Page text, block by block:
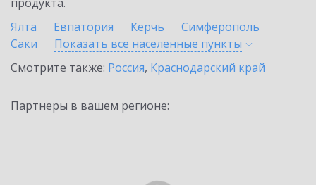
Ялта
Евпатория Керчь
Симферополь
Саки
Показать все населенные пункты
Смотрите также: Россия, Краснодарский край
Партнеры в вашем регионе: